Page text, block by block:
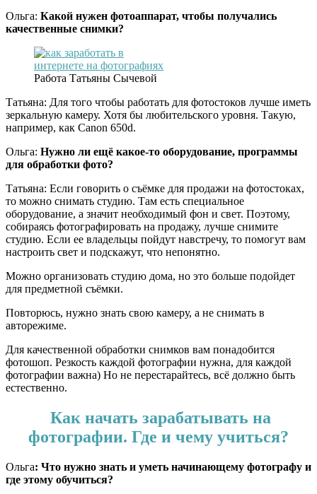
Ольга: Какой нужен фотоаппарат, чтобы получались
качественные снимки?
Работа Татьяны Сычевой
Татьяна: Для того чтобы работать для фотостоков лучше иметь
зеркальную камеру. Хотя бы любительского уровня. Такую,
например, как Canon 650d.
Ольга: Нужно ли ещё какое-то оборудование, программы
для обработки фото?
Татьяна: Если говорить о съёмке для продажи на фотостоках,
то можно снимать студию. Там есть специальное
оборудование, а значит необходимый фон и свет. Поэтому,
собираясь фотографировать на продажу, лучше снимите
студию. Если ее владельцы пойдут навстречу, то помогут вам
настроить свет и подскажут, что непонятно.
Можно организовать студию дома, но это больше подойдет
для предметной съёмки.
Повторюсь, нужно знать свою камеру, а не снимать в
авторежиме.
Для качественной обработки снимков вам понадобится
фотошоп. Резкость каждой фотографии нужна, для каждой
фотографии важна) Но не перестарайтесь, всё должно быть
естественно.
Как начать зарабатывать на
фотографии. Где и чему учиться?
Ольга: Что нужно знать и уметь начинающему фотографу и
где этому обучиться?